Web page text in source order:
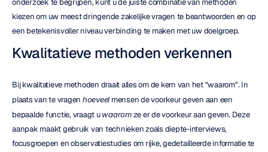
onderzoek te begrijpen, kunt u de juiste combinatie van methoden
kiezen om uw meest dringende zakelijke vragen te beantwoorden en op
een betekenisvoller niveau verbinding te maken met uw doelgroep.
Kwalitatieve methoden verkennen
Bij kwalitatieve methoden draait alles om de kern van het "waarom". In
plaats van te vragen hoeveel mensen de voorkeur geven aan een
bepaalde functie, vraagt u waarom ze er de voorkeur aan geven. Deze
aanpak maakt gebruik van technieken zoals diepte-interviews,
focusgroepen en observatiestudies om rijke, gedetailleerde informatie te